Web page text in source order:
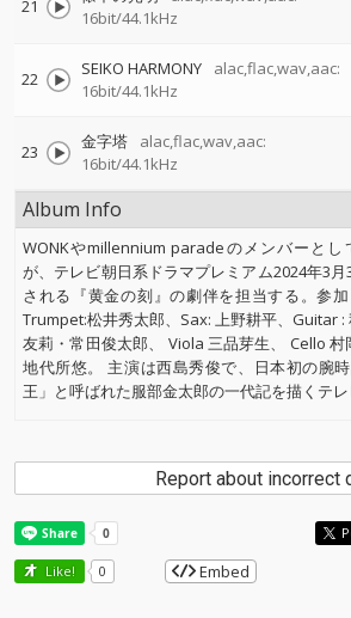
21
16bit/44.1kHz
22 SEIKO HARMONY
alac,flac,wav,aac:
16bit/44.1kHz
23 金字塔
alac,flac,wav,aac:
16bit/44.1kHz
Album Info
WONKやmillennium paradeのメンバーと
が、テレビ朝日系ドラマプレミアム2024年3
される『黄金の刻』の劇伴を担当する。参加
Trumpet:松井秀太郎、Sax: 上野耕平、Guitar
友莉・常田俊太郎、 Viola 三品芽生、 Cello
地代所悠。 主演は西島秀俊で、日本初の腕
王」と呼ばれた服部金太郎の一代記を描くテレ
Report about incorrect
Like! 0 Embed